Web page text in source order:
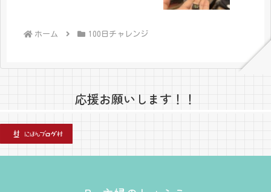
ホーム 100日チャレンジ
応援お願いします！！